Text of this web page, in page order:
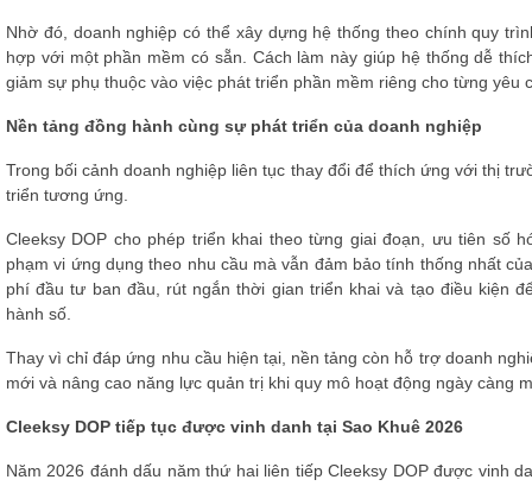
Nhờ đó, doanh nghiệp có thể xây dựng hệ thống theo chính quy
hợp với một phần mềm có sẵn. Cách làm này giúp hệ thống dễ
giảm sự phụ thuộc vào việc phát triển phần mềm riêng cho từng yêu
Nền tảng đồng hành cùng sự phát triển của doanh nghiệp
Trong bối cảnh doanh nghiệp liên tục thay đổi để thích ứng với thị
triển tương ứng.
Cleeksy DOP cho phép triển khai theo từng giai đoạn, ưu tiên số
phạm vi ứng dụng theo nhu cầu mà vẫn đảm bảo tính thống nhất
phí đầu tư ban đầu, rút ngắn thời gian triển khai và tạo điều kiện
hành số.
Thay vì chỉ đáp ứng nhu cầu hiện tại, nền tảng còn hỗ trợ doanh
mới và nâng cao năng lực quản trị khi quy mô hoạt động ngày càng
Cleeksy DOP tiếp tục được vinh danh tại Sao Khuê 2026
Năm 2026 đánh dấu năm thứ hai liên tiếp Cleeksy DOP được vinh